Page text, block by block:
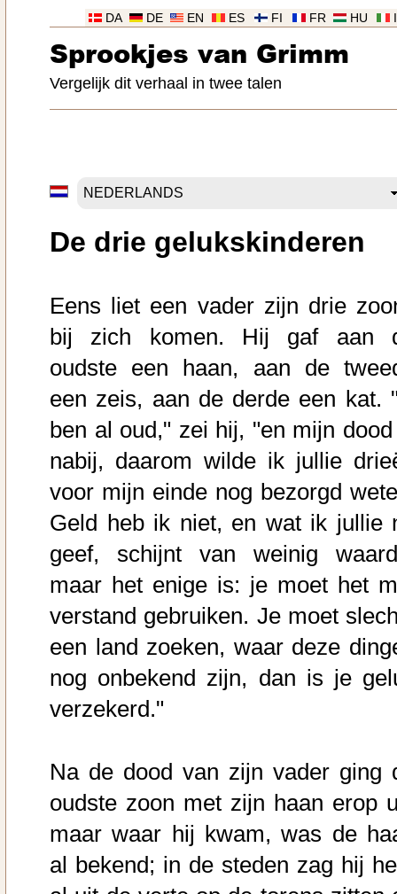
HU
FR
FI
ES
EN
DE
DA
Sprookjes van Grimm
Vergelijk dit verhaal in twee talen
De drie gelukskinderen
Eens liet een vader zijn drie
bij zich komen. Hij gaf aan
oudste een haan, aan de
een zeis, aan de derde een kat.
ben al oud," zei hij, "en mijn
nabij, daarom wilde ik jullie
voor mijn einde nog bezorgd
Geld heb ik niet, en wat ik jullie
geef, schijnt van weinig
maar het enige is: je moet het
verstand gebruiken. Je moet
een land zoeken, waar deze
nog onbekend zijn, dan is je
verzekerd."
Na de dood van zijn vader ging
oudste zoon met zijn haan erop
maar waar hij kwam, was de
al bekend; in de steden zag hij